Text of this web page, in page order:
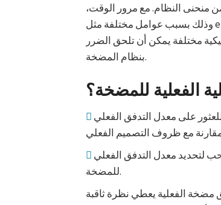
منحنى النظام. مع مرور الوقت،
وذلك بسبب عوامل مختلفة مثل entrainment الهواء، تراكم الترسيب، وبناء نطاق، يتغير منحنى النظام.
مختلفة يمكن أن تلحق الضرر
بنظام المضخة.
الفعلية للمضخة؟
للمضخة.
مضخة الفعلية يعطي نظرة ثاقبة